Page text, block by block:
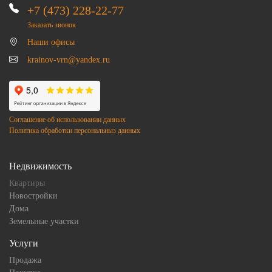
+7 (473) 228-22-77
Заказать звонок
Наши офисы
krainov-vrn@yandex.ru
Соглашение об использовании данных
Политика обработки персональныз данных
Недвижимость
Квартиры
Новостройки
Дома
Земельные участки
Услуги
Продажа